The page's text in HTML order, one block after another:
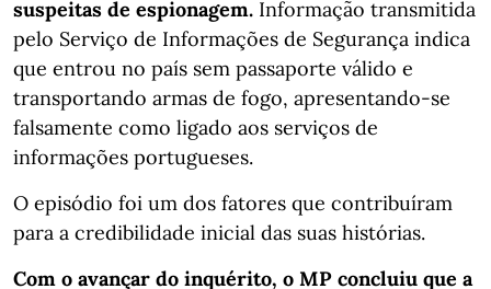
suspeitas de espionagem. Informação transmitida
pelo Serviço de Informações de Segurança indica
que entrou no país sem passaporte válido e
transportando armas de fogo, apresentando-se
falsamente como ligado aos serviços de
informações portugueses.
O episódio foi um dos fatores que contribuíram
para a credibilidade inicial das suas histórias.
Com o avançar do inquérito, o MP concluiu que a